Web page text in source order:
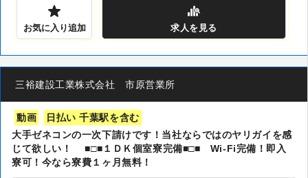
お気に入り追加 求人 を見る
三裕建設工業株式会社 市原営業所
動画
日払い 千葉駅を含む
大手ゼネコンの一次下請けです！当社ならではのヤリガイを感
じて欲しい！ ■□■１ＤＫ個室寮完備■□■ Wi-Fi完備！即入
寮可！今なら寮費１ヶ月無料！